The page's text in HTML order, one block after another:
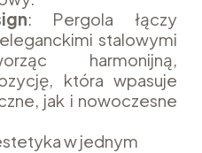
: Pergola łączy
stalowymi
harmonijną,
która wpasuje
jak i nowoczesne
w jednym